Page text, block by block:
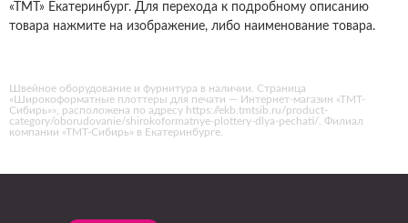
«ТМТ» Екатеринбург. Для перехода к подробному описанию
товара нажмите на изображение, либо наименование товара.
Швейное оборудование и фурнитура в наличии. Страница
«Широкоформатные плоттеры для печати — Интернет-магазин «ТМТ-
Сибирь»», расположена по адресу https://ekb.tmtsib.ru/product-
category/oborudovanie/shirokoformatnye-plottery-dlya-pechati/. Филиал
компании «ТМТ-Сибирь» в Екатеринбурге.